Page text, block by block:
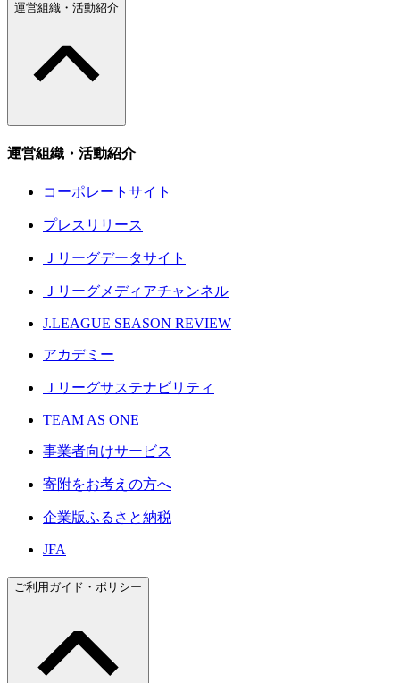
運営組織・活動紹介
運営組織・活動紹介
コーポレートサイト
プレスリリース
Ｊリーグデータサイト
Ｊリーグメディアチャンネル
J.LEAGUE SEASON REVIEW
アカデミー
Ｊリーグサステナビリティ
TEAM AS ONE
事業者向けサービス
寄附をお考えの方へ
企業版ふるさと納税
JFA
ご利用ガイド・ポリシー